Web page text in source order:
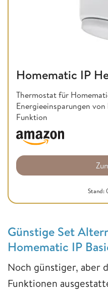
Homematic IP
Thermostat für
Energieeinsparungen
Funktion
Stand:
Günstige Set
Homematic IP
Noch günstiger, aber
Funktionen